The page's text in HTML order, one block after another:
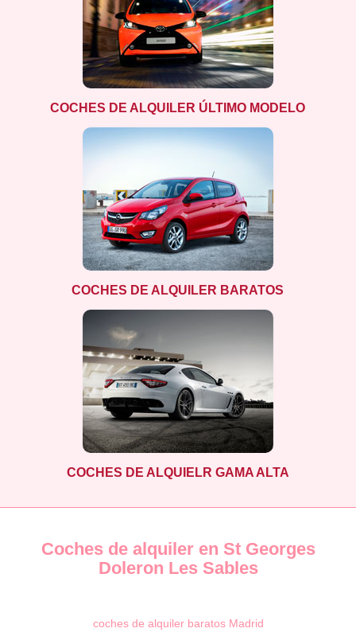
COCHES DE ALQUILER ÚLTIMO MODELO
COCHES DE ALQUILER BARATOS
COCHES DE ALQUIELR GAMA ALTA
Coches de alquiler en St Georges
Doleron Les Sables
coches de alquiler baratos Madrid